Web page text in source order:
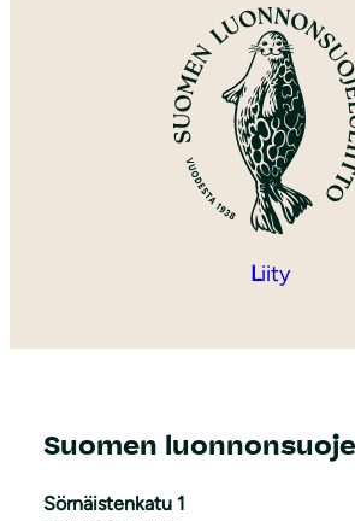
Liity
Suomen
Sörnäistenkatu 1